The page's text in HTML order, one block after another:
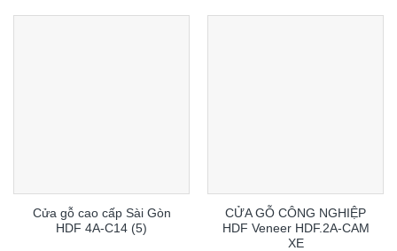
Cửa gỗ cao cấp Sài Gòn
HDF 4A-C14 (5)
CỬA GỖ CÔNG NGHIỆP
HDF Veneer HDF.2A-CAM
XE